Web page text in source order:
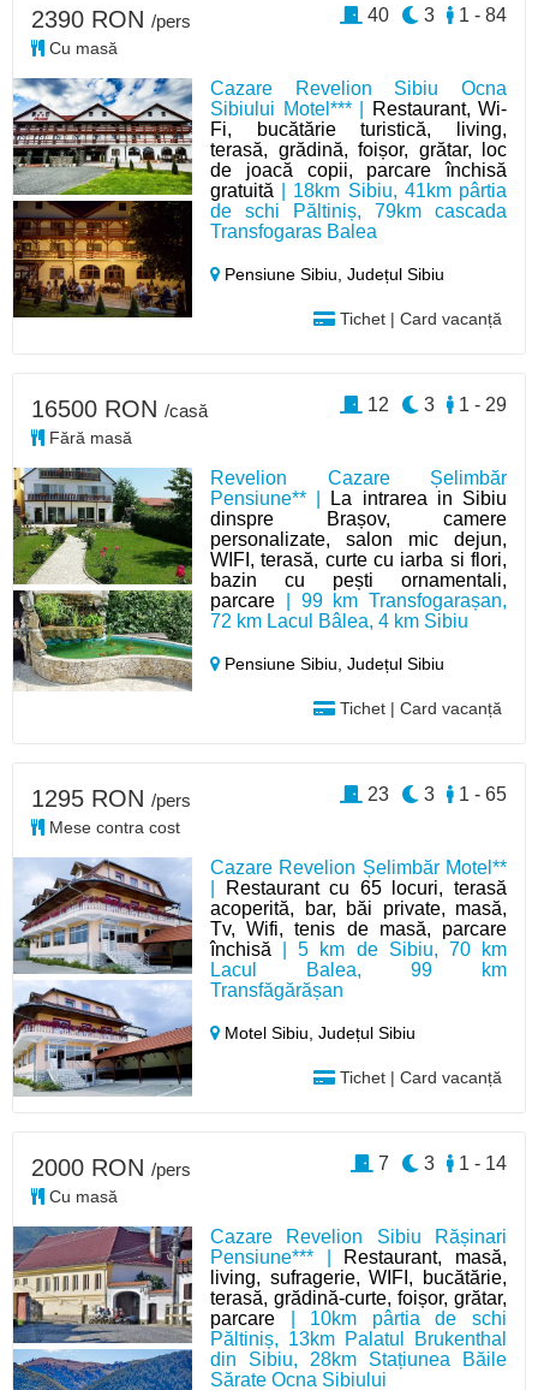
Cazare Revelion Sibiu Ocna
Sibiului Motel*** |
Restaurant, Wi-
Fi, bucătărie turistică, living,
terasă, grădină, foișor, grătar, loc
de joacă copii, parcare închisă
gratuită | 18km Sibiu, 41km pârtia
de schi Păltiniș, 79km cascada
Transfogaras Balea
Pensiune Sibiu,Județul Sibiu
Tichet | Card vacanță
2390 RON /pers
Cu masă
1 - 84
3
40
Revelion Cazare Șelimbăr
Pensiune** |
La intrarea in Sibiu
dinspre Brașov, camere
personalizate, salon mic dejun,
WIFI, terasă, curte cu iarba si flori,
bazin cu pești ornamentali,
parcare | 99 km Transfogarașan,
72 km Lacul Bâlea, 4 km Sibiu
Pensiune Sibiu,Județul Sibiu
Tichet | Card vacanță
16500 RON /casă
Fără masă
1 - 29
3
12
Cazare Revelion Șelimbăr Motel**
Restaurant cu 65 locuri, terasă
acoperită, bar, băi private, masă,
Tv, Wifi, tenis de masă, parcare
închisă | 5 km de Sibiu, 70 km
Lacul Balea, 99 km
Transfăgărășan
Motel Sibiu,Județul Sibiu
Tichet | Card vacanță
1295 RON /pers
Mese contra cost
1 - 65
3
23
Cazare Revelion Sibiu Rășinari
Pensiune*** | Restaurant, masă,
living, sufragerie, WIFI, bucătărie,
terasă, grădină-curte, foișor, grătar,
parcare | 10km pârtia de schi
Păltiniș, 13km Palatul Brukenthal
din Sibiu, 28km Stațiunea Băile
Sărate Ocna Sibiului
2000 RON /pers
Cu masă
1 - 14
3
7